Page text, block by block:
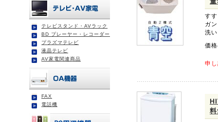
テレビスタンド・AVラック
BD プレーヤー・レコーダー
プラズマテレビ
液晶テレビ
AV家電関連商品
FAX
電話機
す
ガ
洗
価格
申